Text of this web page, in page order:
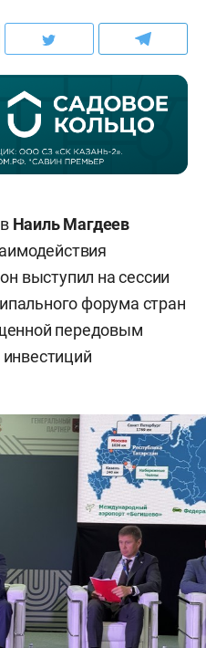
Наиль Магдеев
выступил на сессии
форума стран
передовым